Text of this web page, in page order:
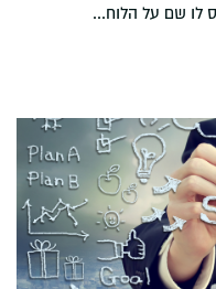
לו שם על הלוח...